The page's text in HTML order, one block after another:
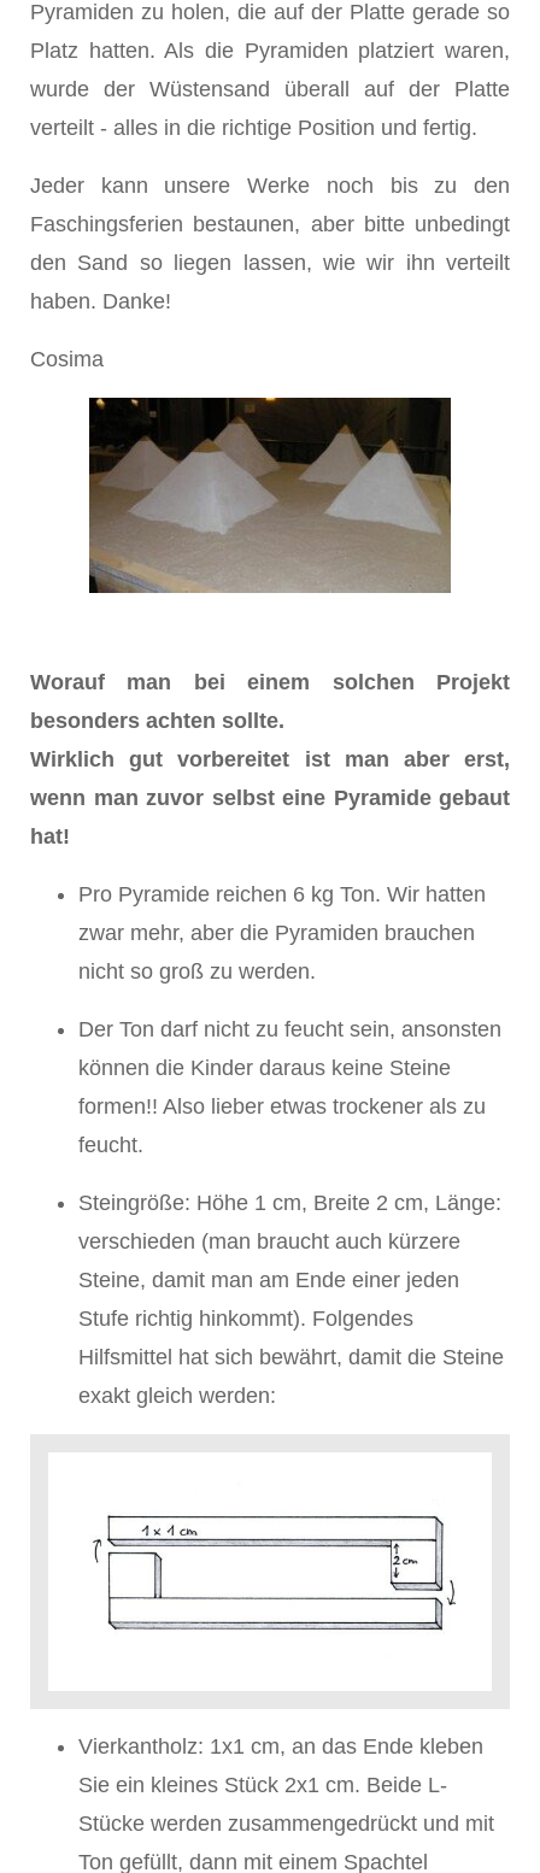
Pyramiden zu holen, die auf der Platte gerade so
Platz hatten. Als die Pyramiden platziert waren,
wurde der Wüstensand überall auf der Platte
verteilt - alles in die richtige Position und fertig.
Jeder kann unsere Werke noch bis zu den
Faschingsferien bestaunen, aber bitte unbedingt
den Sand so liegen lassen, wie wir ihn verteilt
haben. Danke!
Cosima
Worauf man bei einem solchen Projekt
besonders achten sollte.
Wirklich gut vorbereitet ist man aber erst,
wenn man zuvor selbst eine Pyramide gebaut
hat!
Pro Pyramide reichen 6 kg Ton. Wir hatten
zwar mehr, aber die Pyramiden brauchen
nicht so groß zu werden.
Der Ton darf nicht zu feucht sein, ansonsten
können die Kinder daraus keine Steine
formen!! Also lieber etwas trockener als zu
feucht.
Steingröße: Höhe 1 cm, Breite 2 cm, Länge:
verschieden (man braucht auch kürzere
Steine, damit man am Ende einer jeden
Stufe richtig hinkommt). Folgendes
Hilfsmittel hat sich bewährt, damit die Steine
exakt gleich werden:
Vierkantholz: 1x1 cm, an das Ende kleben
Sie ein kleines Stück 2x1 cm. Beide L-
Stücke werden zusammengedrückt und mit
Ton gefüllt, dann mit einem Spachtel